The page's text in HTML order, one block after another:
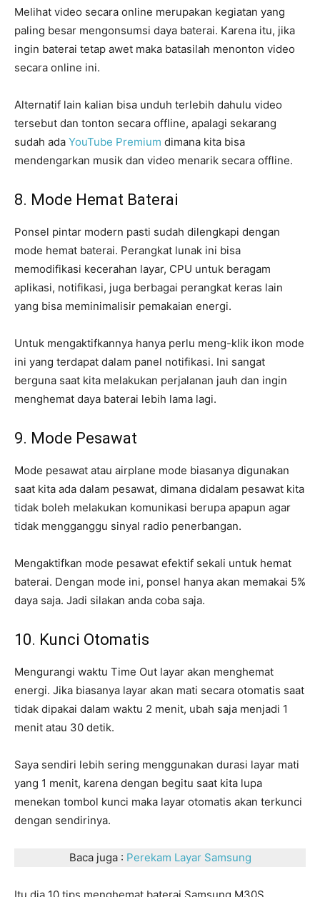
Melihat video secara online merupakan kegiatan yang
paling besar mengonsumsi daya baterai. Karena itu, jika
ingin baterai tetap awet maka batasilah menonton video
secara online ini.
Alternatif lain kalian bisa unduh terlebih dahulu video
tersebut dan tonton secara offline, apalagi sekarang
sudah ada YouTube Premium dimana kita bisa
mendengarkan musik dan video menarik secara offline.
8. Mode Hemat Baterai
Ponsel pintar modern pasti sudah dilengkapi dengan
mode hemat baterai. Perangkat lunak ini bisa
memodifikasi kecerahan layar, CPU untuk beragam
aplikasi, notifikasi, juga berbagai perangkat keras lain
yang bisa meminimalisir pemakaian energi.
Untuk mengaktifkannya hanya perlu meng-klik ikon mode
ini yang terdapat dalam panel notifikasi. Ini sangat
berguna saat kita melakukan perjalanan jauh dan ingin
menghemat daya baterai lebih lama lagi.
9. Mode Pesawat
Mode pesawat atau airplane mode biasanya digunakan
saat kita ada dalam pesawat, dimana didalam pesawat kita
tidak boleh melakukan komunikasi berupa apapun agar
tidak mengganggu sinyal radio penerbangan.
Mengaktifkan mode pesawat efektif sekali untuk hemat
baterai. Dengan mode ini, ponsel hanya akan memakai 5%
daya saja. Jadi silakan anda coba saja.
10. Kunci Otomatis
Mengurangi waktu Time Out layar akan menghemat
energi. Jika biasanya layar akan mati secara otomatis saat
tidak dipakai dalam waktu 2 menit, ubah saja menjadi 1
menit atau 30 detik.
Saya sendiri lebih sering menggunakan durasi layar mati
yang 1 menit, karena dengan begitu saat kita lupa
menekan tombol kunci maka layar otomatis akan terkunci
dengan sendirinya.
Baca juga : Perekam Layar Samsung
Itu dia 10 tips menghemat baterai Samsung M30S.